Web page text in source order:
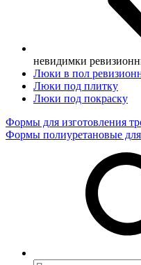
невидимки
Люки в пол
Люки под плитку
Люки под покраску
Формы для изготовления
Формы полиуретановые